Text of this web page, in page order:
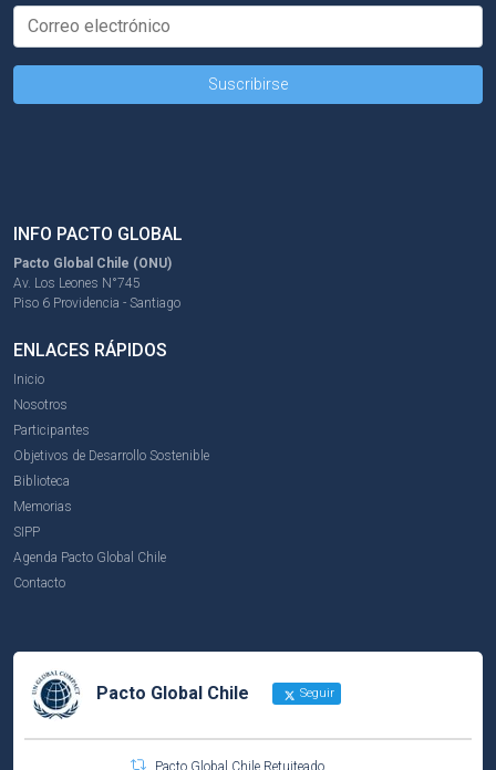
INFO PACTO GLOBAL
Pacto Global Chile (ONU)
Av. Los Leones N°745
Piso 6 Providencia - Santiago
ENLACES RÁPIDOS
Inicio
Nosotros
Participantes
Objetivos de Desarrollo Sostenible
Biblioteca
Memorias
SIPP
Agenda Pacto Global Chile
Contacto
Pacto Global Chile Seguir
Pacto Global Chile Retuiteado